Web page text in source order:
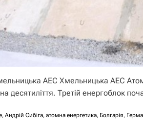
АЕС Хмельницька АЕС
десятиліття. Третій енергоблок
, Андрій Сибіга, атомна енергетика, Болгарія,